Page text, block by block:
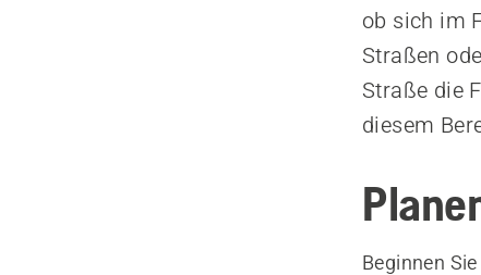
ob sich im
Straßen
Straße die
diesem
Beginnen